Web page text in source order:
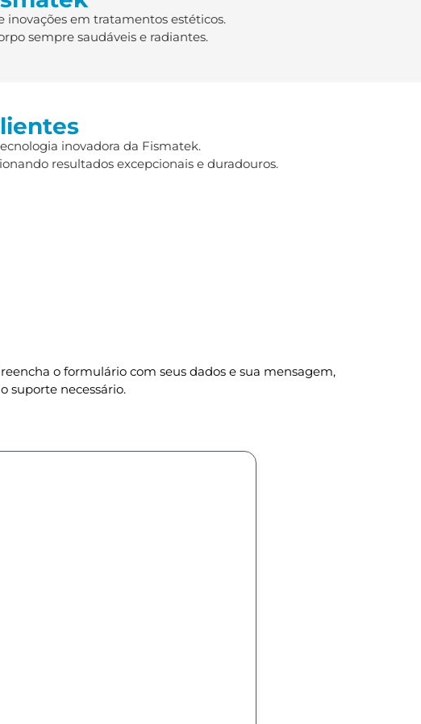
em tratamentos estéticos.
sempre saudáveis e radiantes.
inovadora da Fismatek.
resultados excepcionais e duradouros.
o formulário com seus dados e sua mensagem,
suporte necessário.